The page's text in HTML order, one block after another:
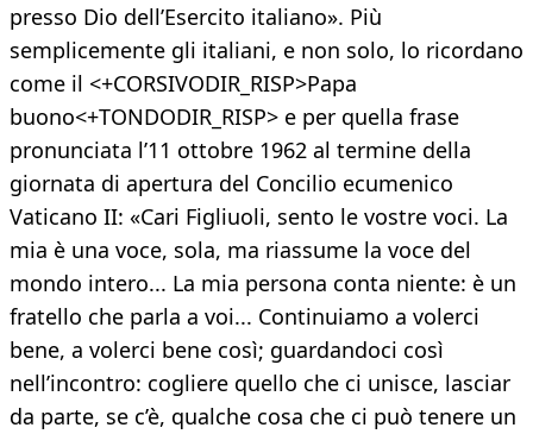
presso Dio dell’Esercito italiano». Più
semplicemente gli italiani, e non solo, lo ricordano
come il <+CORSIVODIR_RISP>Papa
buono<+TONDODIR_RISP> e per quella frase
pronunciata l’11 ottobre 1962 al termine della
giornata di apertura del Concilio ecumenico
Vaticano II: «Cari Figliuoli, sento le vostre voci. La
mia è una voce, sola, ma riassume la voce del
mondo intero... La mia persona conta niente: è un
fratello che parla a voi... Continuiamo a volerci
bene, a volerci bene così; guardandoci così
nell’incontro: cogliere quello che ci unisce, lasciar
da parte, se c’è, qualche cosa che ci può tenere un